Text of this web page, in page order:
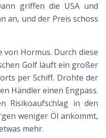
griffen die USA und
an, und der Preis schoss
Hormus. Durch diese
Golf läuft ein großer
per Schiff. Drohte der
Händler einen Engpass.
Risikoaufschlag in den
weniger Öl ankommt,
mehr.